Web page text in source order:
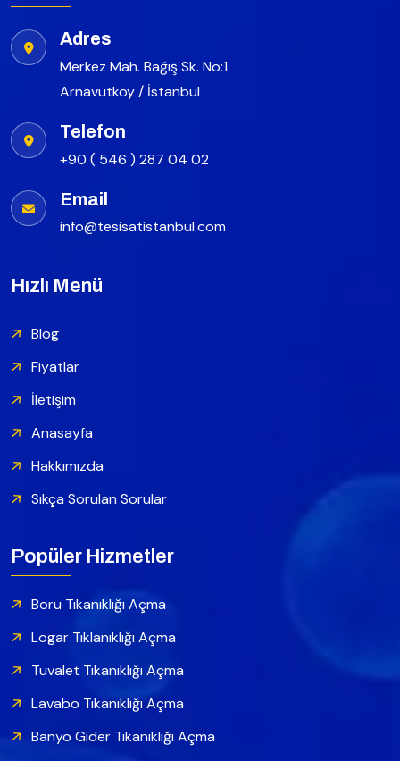
Adres
Merkez Mah. Bağış Sk. No:1
Arnavutköy / İstanbul
Telefon
+90 ( 546 ) 287 04 02
Email
info@tesisatistanbul.com
Hızlı Menü
Blog
Fiyatlar
İletişim
Anasayfa
Hakkımızda
Sıkça Sorulan Sorular
Popüler Hizmetler
Boru Tıkanıklığı Açma
Logar Tıklanıklığı Açma
Tuvalet Tıkanıklığı Açma
Lavabo Tıkanıklığı Açma
Banyo Gider Tıkanıklığı Açma